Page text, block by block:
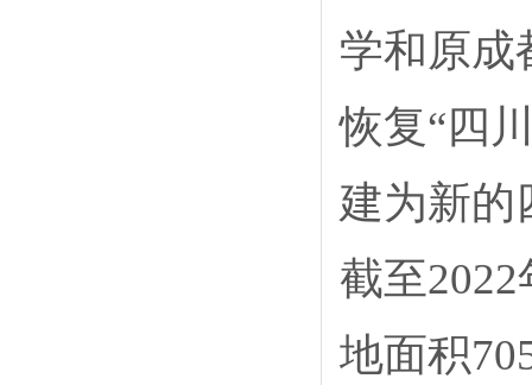
学和原成
恢复“四
建为新
截至
地面积